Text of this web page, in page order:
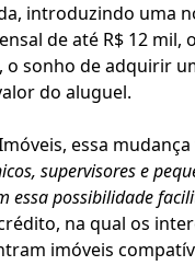
introduzindo uma
de até R$ 12
o sonho de adquirir
do aluguel.
essa
supervisores e
possibilidade
na qual os
imóveis